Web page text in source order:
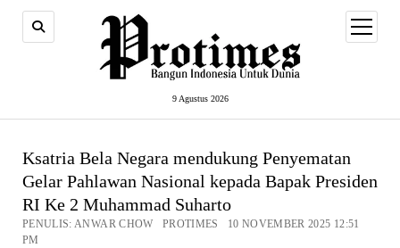
9 Agustus 2026
open
menu
Ksatria Bela Negara mendukung Penyematan
Gelar Pahlawan Nasional kepada Bapak Presiden
RI Ke 2 Muhammad Suharto
PENULIS: ANWAR CHOW PROTIMES 10 NOVEMBER 2025 12:51
PM